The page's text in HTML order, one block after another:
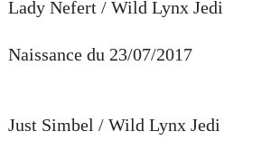
Lady Nefert / Wild Lynx Jedi
Naissance du 23/07/2017
Just Simbel / Wild Lynx Jedi